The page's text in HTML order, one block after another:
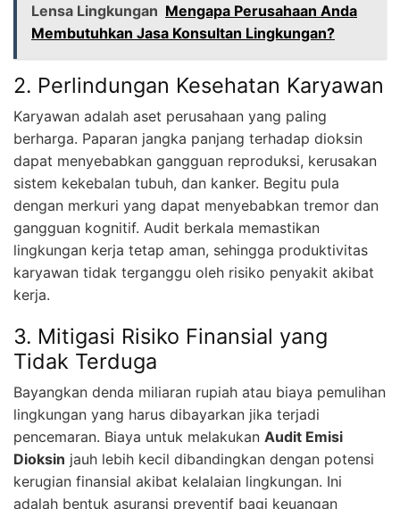
Lensa Lingkungan Mengapa Perusahaan Anda
Membutuhkan Jasa Konsultan Lingkungan?
2. Perlindungan Kesehatan Karyawan
Karyawan adalah aset perusahaan yang paling
berharga. Paparan jangka panjang terhadap dioksin
dapat menyebabkan gangguan reproduksi, kerusakan
sistem kekebalan tubuh, dan kanker. Begitu pula
dengan merkuri yang dapat menyebabkan tremor dan
gangguan kognitif. Audit berkala memastikan
lingkungan kerja tetap aman, sehingga produktivitas
karyawan tidak terganggu oleh risiko penyakit akibat
kerja.
3. Mitigasi Risiko Finansial yang
Tidak Terduga
Bayangkan denda miliaran rupiah atau biaya pemulihan
lingkungan yang harus dibayarkan jika terjadi
pencemaran. Biaya untuk melakukan Audit Emisi
Dioksin jauh lebih kecil dibandingkan dengan potensi
kerugian finansial akibat kelalaian lingkungan. Ini
adalah bentuk asuransi preventif bagi keuangan